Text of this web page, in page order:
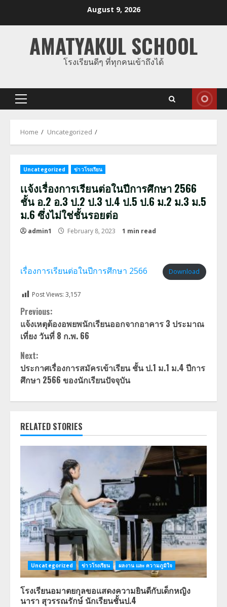
August 9, 2026
AMATYAKUL SCHOOL
โรงเรียนดีๆ ที่ทุกคนเข้าถึงได้
Primary
Home Uncategorized
Uncategorized ข่าวโรงเรียน
เเจ้งเรื่องการเรียนต่อในปีการศึกษา 2566
ชั้น อ.2 อ.3 ป.2 ป.3 ป.4 ป.5 ป.6 ม.2 ม.3 ม.5
ม.6 ซึ่งไม่ใช่ชั้นรอยต่อ
admin1 February 8, 2023 1 min read
เรื่องการเรียนต่อในปีการศึกษา 2566 Download
Post Views: 3,157
Continue
Reading
Previous:
แจ้งเหตุต้องอพยพนักเรียนออกจากอาคาร 3 ประมาณ
เที่ยง วันที่ 8 ก.พ. 66
Next:
ประกาศเรื่องการสมัครเข้าเรียน ชั้น ป.1 ม.1 ม.4 ปีการ
ศึกษา 2566 ของนักเรียนปัจจุบัน
RELATED STORIES
Uncategorized ข่าวโรงเรียน ผลงาน และ ความภูมิใจ
โรงเรียนอมาตยกุลขอแสดงความยินดีกับเด็กหญิง
นารา สุวรรณรักษ์ นักเรียนชั้นป.4